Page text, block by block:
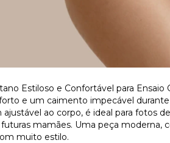
Estiloso e Confortável para Ensaio
e um caimento impecável
ao corpo, é ideal para fotos
mamães. Uma peça moderna,
muito estilo.